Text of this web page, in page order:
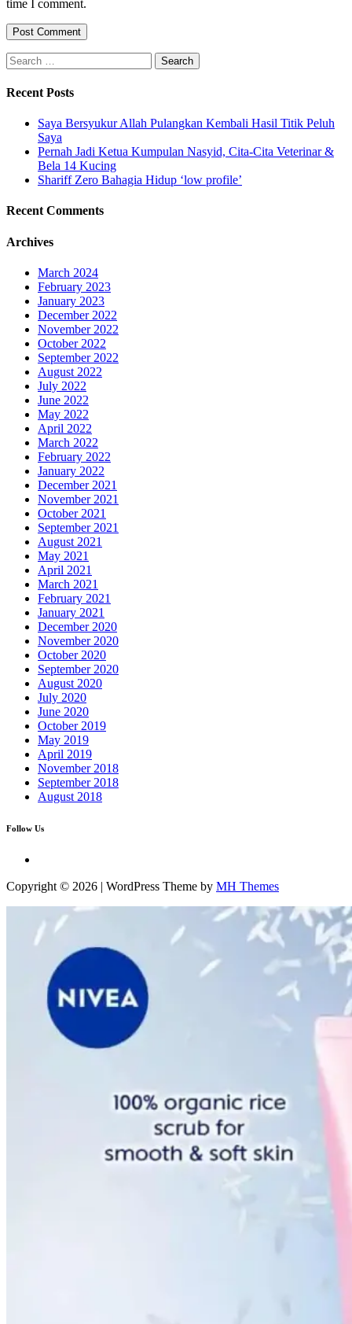
time I comment.
Search
for:
Recent Posts
Saya Bersyukur Allah Pulangkan Kembali Hasil Titik Peluh
Saya
Pernah Jadi Ketua Kumpulan Nasyid, Cita-Cita Veterinar &
Bela 14 Kucing
Shariff Zero Bahagia Hidup ‘low profile’
Recent Comments
Archives
March 2024
February 2023
January 2023
December 2022
November 2022
October 2022
September 2022
August 2022
July 2022
June 2022
May 2022
April 2022
March 2022
February 2022
January 2022
December 2021
November 2021
October 2021
September 2021
August 2021
May 2021
April 2021
March 2021
February 2021
January 2021
December 2020
November 2020
October 2020
September 2020
August 2020
July 2020
June 2020
October 2019
May 2019
April 2019
November 2018
September 2018
August 2018
Follow Us
Copyright © 2026 | WordPress Theme by MH Themes